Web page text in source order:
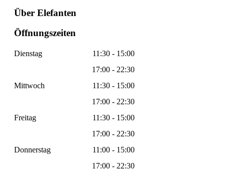
Über Elefanten
Öffnungszeiten
Dienstag
11:30 - 15:00
17:00 - 22:30
Mittwoch
11:30 - 15:00
17:00 - 22:30
Freitag
11:30 - 15:00
17:00 - 22:30
Donnerstag
11:00 - 15:00
17:00 - 22:30